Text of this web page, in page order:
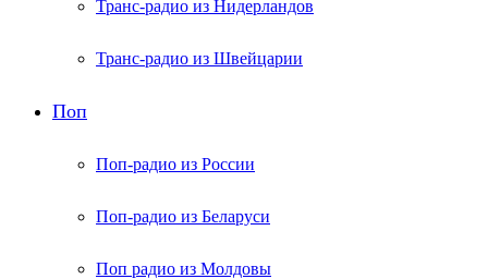
Транс-радио из Нидерландов
Транс-радио из Швейцарии
Поп
Поп-радио из России
Поп-радио из Беларуси
Поп радио из Молдовы